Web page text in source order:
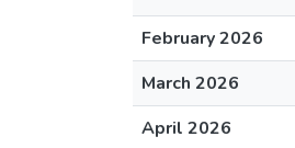
February 2026
March 2026
April 2026